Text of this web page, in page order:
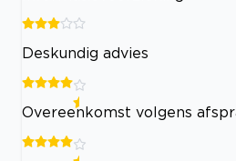
Deskundig advies
Overeenkomst volgens